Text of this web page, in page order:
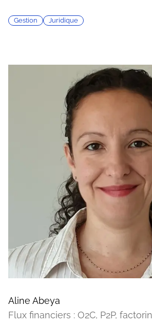
Gestion Juridique
Aline Abeya
Flux financiers : O2C, P2P,